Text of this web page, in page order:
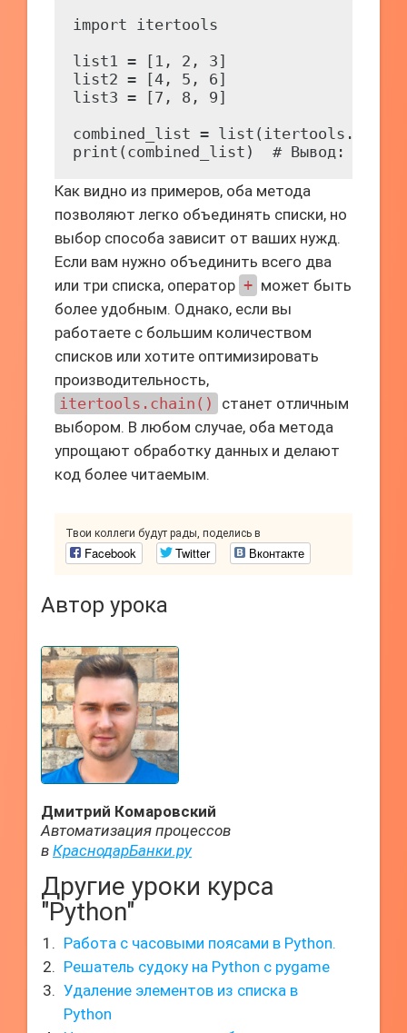
import itertools
list1 = [1, 2, 3]
list2 = [4, 5, 6]
list3 = [7, 8, 9]
combined_list =
Как видно из примеров, оба метода
позволяют легко объединять списки, но
выбор способа зависит от ваших нужд.
Если вам нужно объединить всего два
или три списка, оператор + может быть
более удобным. Однако, если вы
работаете с большим количеством
списков или хотите оптимизировать
производительность,
itertools.chain()
станет отличным
выбором. В любом случае, оба метода
упрощают обработку данных и делают
код более читаемым.
Твои коллеги будут рады, поделись в
Facebook Twitter Вконтакте
Автор урока
Дмитрий Комаровский
Автоматизация процессов
в КраснодарБанки.ру
Другие уроки курса
"Python"
Работа с часовыми поясами в Python.
Решатель судоку на Python с pygame
Удаление элементов из списка в
Python